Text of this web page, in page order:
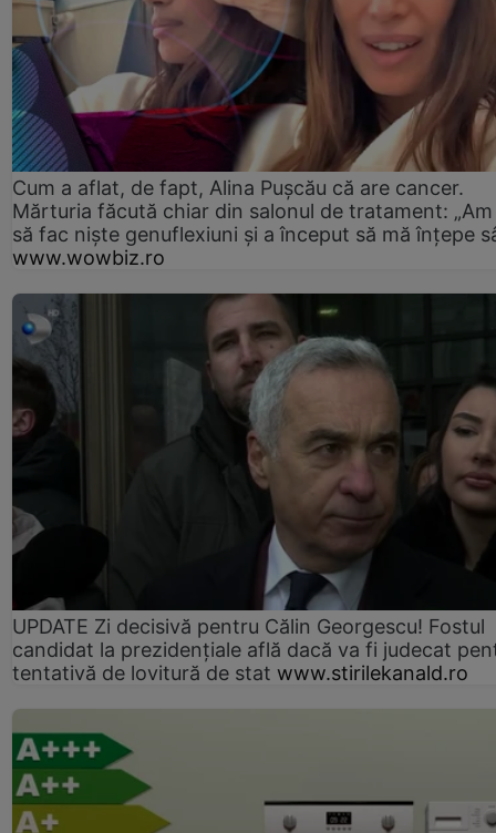
Cum a aflat, de fapt, Alina Pușcău că are cancer.
Mărturia făcută chiar din salonul de tratament:
să fac niște genuflexiuni și a început să mă înțepe
www.wowbiz.ro
UPDATE Zi decisivă pentru Călin Georgescu! Fostul
candidat la prezidențiale află dacă va fi judecat
tentativă de lovitură de stat www.stirilekanald.ro